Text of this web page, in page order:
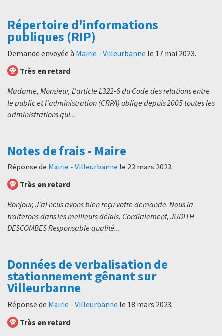
Répertoire d'informations
publiques (RIP)
Demande envoyée à Mairie - Villeurbanne le 17 mai 2023.
Très en retard
Madame, Monsieur, L'article L322-6 du Code des relations entre
le public et l'administration (CRPA) oblige depuis 2005 toutes les
administrations qui...
Notes de frais - Maire
Réponse de Mairie - Villeurbanne le 23 mars 2023.
Très en retard
Bonjour, J'ai nous avons bien reçu votre demande. Nous la
traiterons dans les meilleurs délais. Cordialement, JUDITH
DESCOMBES Responsable qualité...
Données de verbalisation de
stationnement gênant sur
Villeurbanne
Réponse de Mairie - Villeurbanne le 18 mars 2023.
Très en retard